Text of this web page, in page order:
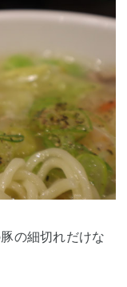
の細切れだけな